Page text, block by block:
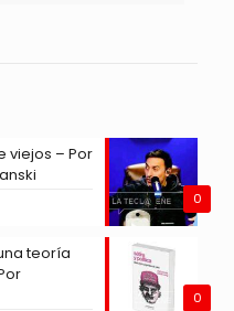
0
viejos – Por
0
teoría